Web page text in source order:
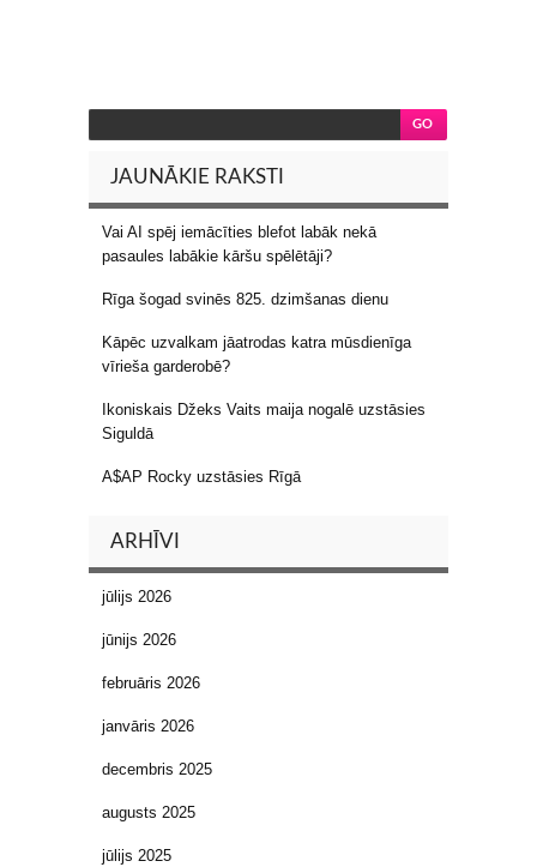
JAUNĀKIE RAKSTI
Vai AI spēj iemācīties blefot labāk nekā
pasaules labākie kāršu spēlētāji?
Rīga šogad svinēs 825. dzimšanas dienu
Kāpēc uzvalkam jāatrodas katra mūsdienīga
vīrieša garderobē?
Ikoniskais Džeks Vaits maija nogalē uzstāsies
Siguldā
A$AP Rocky uzstāsies Rīgā
ARHĪVI
jūlijs 2026
jūnijs 2026
februāris 2026
janvāris 2026
decembris 2025
augusts 2025
jūlijs 2025